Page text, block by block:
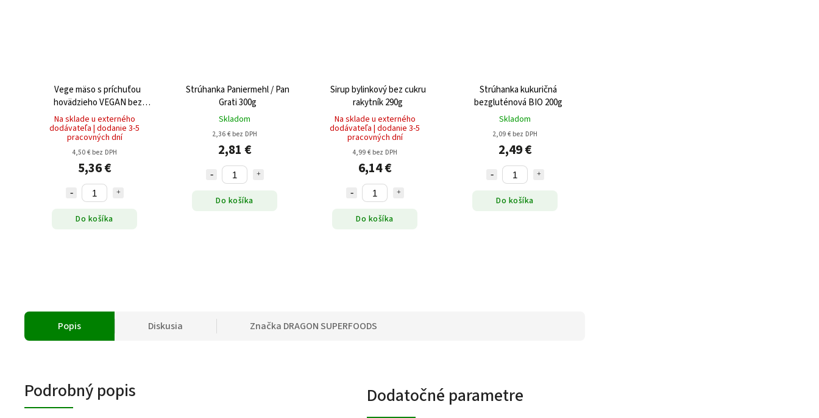
Vege mäso s príchuťou
hovädzieho VEGAN bez
gluténu (2x50g) 100g
Na sklade u externého
dodávateľa | dodanie 3-5
pracovných dní
4,50 € bez DPH
5,36 €
Do košíka
Strúhanka Paniermehl / Pan
Grati 300g
Skladom
2,36 € bez DPH
2,81 €
Do košíka
Sirup bylinkový bez cukru
rakytník 290g
Na sklade u externého
dodávateľa | dodanie 3-5
pracovných dní
4,99 € bez DPH
6,14 €
Do košíka
Strúhanka kukuričná
bezgluténová BIO 200g
Skladom
2,09 € bez DPH
2,49 €
Do košíka
Popis Diskusia Značka DRAGON SUPERFOODS
Podrobný popis Dodatočné parametre